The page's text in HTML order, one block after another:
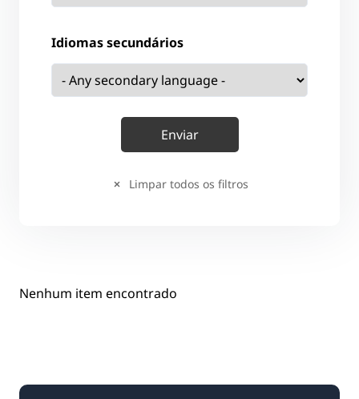
Idiomas secundários
Limpar todos os filtros
Nenhum item encontrado